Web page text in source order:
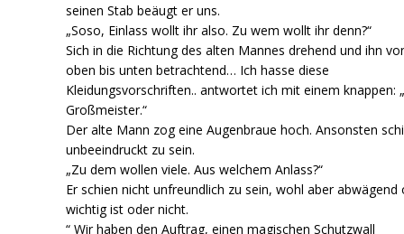
seinen Stab beäugt er uns.
„Soso, Einlass wollt ihr also. Zu wem wollt ihr denn?“
Sich in die Richtung des alten Mannes drehend und ihn
oben bis unten betrachtend… Ich hasse diese
Kleidungsvorschriften.. antwortet ich mit einem knappen:
Großmeister.“
Der alte Mann zog eine Augenbraue hoch. Ansonsten
unbeeindruckt zu sein.
„Zu dem wollen viele. Aus welchem Anlass?“
Er schien nicht unfreundlich zu sein, wohl aber abwägend
wichtig ist oder nicht.
“ Wir haben den Auftrag, einen magischen Schutzwall